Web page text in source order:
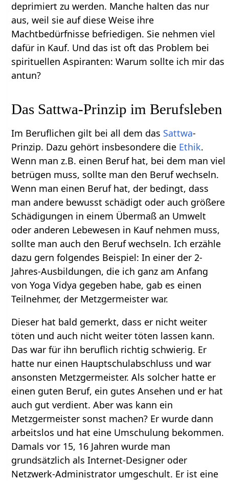
deprimiert zu werden. Manche halten das nur
aus, weil sie auf diese Weise ihre
Machtbedürfnisse befriedigen. Sie nehmen viel
dafür in Kauf. Und das ist oft das Problem bei
spirituellen Aspiranten: Warum sollte ich mir das
antun?
Das Sattwa-Prinzip im Berufsleben
Im Beruflichen gilt bei all dem das Sattwa-
Prinzip. Dazu gehört insbesondere die Ethik.
Wenn man z.B. einen Beruf hat, bei dem man viel
betrügen muss, sollte man den Beruf wechseln.
Wenn man einen Beruf hat, der bedingt, dass
man andere bewusst schädigt oder auch größere
Schädigungen in einem Übermaß an Umwelt
oder anderen Lebewesen in Kauf nehmen muss,
sollte man auch den Beruf wechseln. Ich erzähle
dazu gern folgendes Beispiel: In einer der 2-
Jahres-Ausbildungen, die ich ganz am Anfang
von Yoga Vidya gegeben habe, gab es einen
Teilnehmer, der Metzgermeister war.
Dieser hat bald gemerkt, dass er nicht weiter
töten und auch nicht weiter töten lassen kann.
Das war für ihn beruflich richtig schwierig. Er
hatte nur einen Hauptschulabschluss und war
ansonsten Metzgermeister. Als solcher hatte er
einen guten Beruf, ein gutes Ansehen und er hat
auch gut verdient. Aber was kann ein
Metzgermeister sonst machen? Er wurde dann
arbeitslos und hat eine Umschulung bekommen.
Damals vor 15, 16 Jahren wurde man
grundsätzlich als Internet-Designer oder
Netzwerk-Administrator umgeschult. Er ist eine